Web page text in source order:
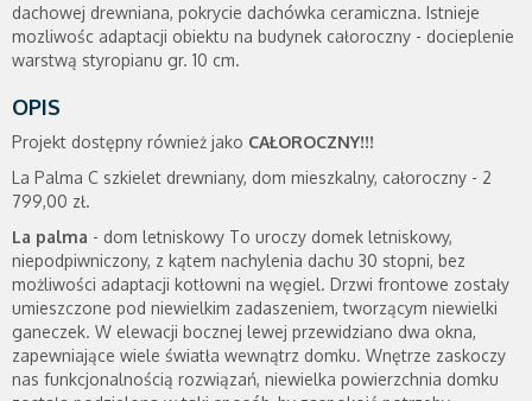
dachowej drewniana, pokrycie dachówka ceramiczna. Istnieje
mozliwośc adaptacji obiektu na budynek całoroczny - docieplenie
warstwą styropianu gr. 10 cm.
OPIS
Projekt dostępny również jako CAŁOROCZNY!!!
La Palma C szkielet drewniany, dom mieszkalny, całoroczny - 2
799,00 zł.
La palma - dom letniskowy To uroczy domek letniskowy,
niepodpiwniczony, z kątem nachylenia dachu 30 stopni, bez
możliwości adaptacji kotłowni na węgiel. Drzwi frontowe zostały
umieszczone pod niewielkim zadaszeniem, tworzącym niewielki
ganeczek. W elewacji bocznej lewej przewidziano dwa okna,
zapewniające wiele światła wewnątrz domku. Wnętrze zaskoczy
nas funkcjonalnością rozwiązań, niewielka powierzchnia domku